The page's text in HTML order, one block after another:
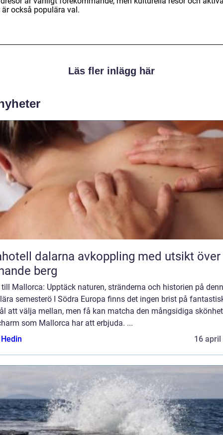
är också populära val.
Läs fler inlägg här
avkoppling med utsikt över
berg
till Mallorca: Upptäck naturen, stränderna och historien på
semesterö I Södra Europa finns det ingen brist på
att välja mellan, men få kan matcha den mångsidiga
som Mallorca har att erbjuda. ...
16 april